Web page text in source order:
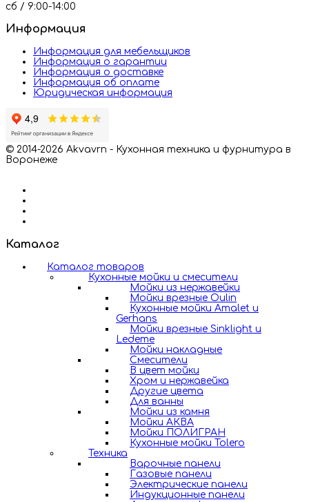
сб / 9:00-14:00
Информация
Информация для мебельщиков
Информация о гарантии
Информация о доставке
Информация об оплате
Юридическая информация
© 2014-2026 Akvavrn - Кухонная техника и фурнитура в
Воронеже
Каталог
Каталог товаров
Кухонные мойки и смесители
Мойки из нержавейки
Мойки врезные Oulin
Кухонные мойки Amalet и
Gerhans
Мойки врезные Sinklight и
Ledeme
Мойки накладные
Смесители
В цвет мойки
Хром и нержавейка
Другие цвета
Для ванны
Мойки из камня
Мойки АКВА
Мойки ПОЛИГРАН
Кухонные мойки Tolero
Техника
Варочные панели
Газовые панели
Электрические панели
Индукционные панели